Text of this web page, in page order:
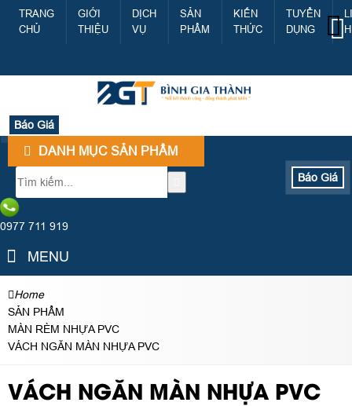
TRANG
CHỦ
GIỚI
THIỆU
DỊCH
VỤ
SẢN
PHẨM
KIẾN
THỨC
TUYỂN
DỤNG
Báo Giá
DANH MỤC SẢN PHẨM
Báo Giá
0977 711 919
MENU
Home
SẢN PHẨM
MÀN RÈM NHỰA PVC
VÁCH NGĂN MÀN NHỰA PVC
VÁCH NGĂN MÀN NHỰA PVC